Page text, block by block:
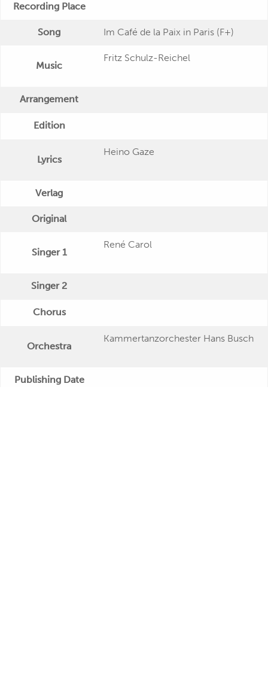
Recording Place
Song Im Café de la Paix in Paris (F+)
Music
Fritz Schulz-Reichel
Arrangement
Edition
Lyrics
Heino Gaze
Verlag
Original
Singer 1
René Carol
Singer 2
Chorus
Orchestra
Kammertanzorchester Hans Busch
Publishing Date